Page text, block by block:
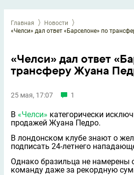
Главная
Новости
«Челси» дал ответ «Барселоне» по
«Челси» дал ответ
трансферу Жуана
25 мая, 17:07 1
В «Челси» категорически
продажей Жуана Педро.
В лондонском клубе знают о
подписать 24-летнего
Однако бразильца не намерены
команду даже за рекордную